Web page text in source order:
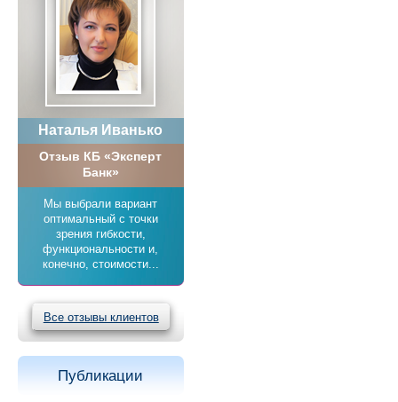
Наталья Иванько
Отзыв КБ «Эксперт
Банк»
Мы выбрали вариант
оптимальный с точки
зрения гибкости,
функциональности и,
конечно, стоимости...
Все отзывы клиентов
Публикации